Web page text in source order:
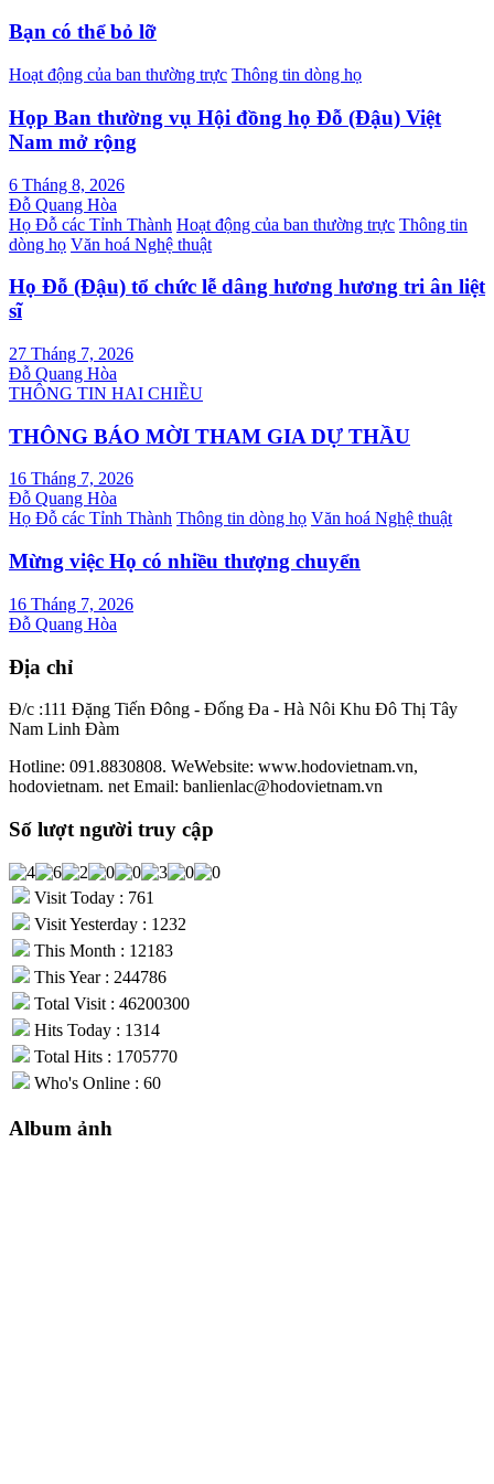
bài
viết
Bạn có thể bỏ lỡ
Hoạt động của ban thường trực Thông tin dòng họ
Họp Ban thường vụ Hội đồng họ Đỗ (Đậu) Việt
Nam mở rộng
6 Tháng 8, 2026
Đỗ Quang Hòa
Họ Đỗ các Tỉnh Thành Hoạt động của ban thường trực Thông tin
dòng họ Văn hoá Nghệ thuật
Họ Đỗ (Đậu) tổ chức lễ dâng hương hương tri ân liệt
sĩ
27 Tháng 7, 2026
Đỗ Quang Hòa
THÔNG TIN HAI CHIỀU
THÔNG BÁO MỜI THAM GIA DỰ THẦU
16 Tháng 7, 2026
Đỗ Quang Hòa
Họ Đỗ các Tỉnh Thành Thông tin dòng họ Văn hoá Nghệ thuật
Mừng việc Họ có nhiều thượng chuyển
16 Tháng 7, 2026
Đỗ Quang Hòa
Địa chỉ
Đ/c :111 Đặng Tiến Đông - Đống Đa - Hà Nôi Khu Đô Thị Tây
Nam Linh Đàm
Hotline: 091.8830808. WeWebsite: www.hodovietnam.vn,
hodovietnam. net Email: banlienlac@hodovietnam.vn
Số lượt người truy cập
Visit Today : 761
Visit Yesterday : 1232
This Month : 12183
This Year : 244786
Total Visit : 46200300
Hits Today : 1314
Total Hits : 1705770
Who's Online : 60
Album ảnh